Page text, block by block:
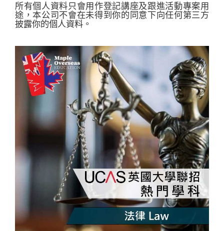
所有個人資料只會用作登記講座及跟進活動專案用
途，本公司不會在未得到你的同意下向任何第三方
披露你的個人資料。